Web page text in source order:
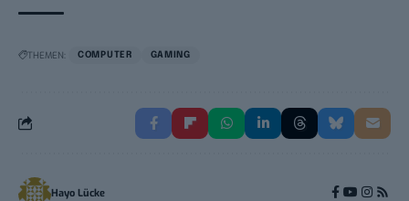
THEMEN: COMPUTER GAMING
Hayo Lücke